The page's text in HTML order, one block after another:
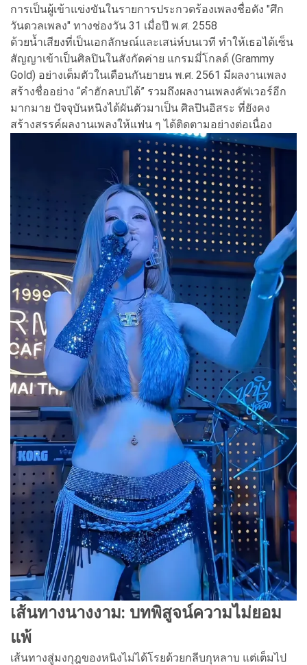
การเป็นผู้เข้าแข่งขันในรายการประกวดร้องเพลงชื่อดัง "ศึก
วันดวลเพลง" ทางช่องวัน 31 เมื่อปี พ.ศ. 2558
ด้วยน้ำเสียงที่เป็นเอกลักษณ์และเสน่ห์บนเวที ทำให้เธอได้เซ็น
สัญญาเข้าเป็นศิลปินในสังกัดค่าย แกรมมี่โกลด์ (Grammy
Gold) อย่างเต็มตัวในเดือนกันยายน พ.ศ. 2561 มีผลงานเพลง
สร้างชื่ออย่าง “คำฮักลบบ่ได้” รวมถึงผลงานเพลงคัฟเวอร์อีก
มากมาย ปัจจุบันหนิงได้ผันตัวมาเป็น ศิลปินอิสระ ที่ยังคง
สร้างสรรค์ผลงานเพลงให้แฟน ๆ ได้ติดตามอย่างต่อเนื่อง
เส้นทางนางงาม: บทพิสูจน์ความไม่ยอม
แพ้
เส้นทางสู่มงกุฎของหนิงไม่ได้โรยด้วยกลีบกุหลาบ แต่เต็มไป